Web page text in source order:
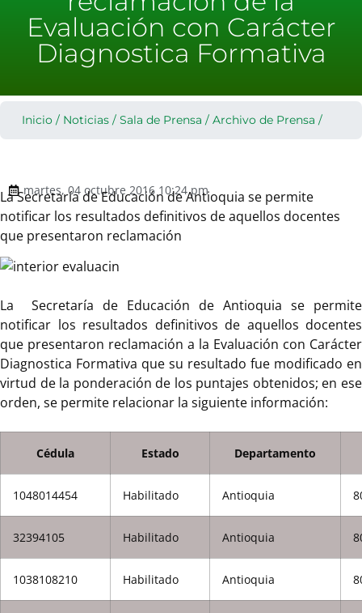
Evaluación con Carácter
Diagnostica Formativa
Inicio / Noticias / Sala de Prensa / Archivo de Prensa /
martes, 04 octubre 2016 10:24 pm
La Secretaría de Educación de Antioquia se permite
notificar los resultados definitivos de aquellos docentes
que presentaron reclamación
La Secretaría de Educación de Antioquia se permite
notificar los resultados definitivos de aquellos docentes
que presentaron reclamación a la Evaluación con Carácter
Diagnostica Formativa que su resultado fue modificado en
virtud de la ponderación de los puntajes obtenidos; en ese
orden, se permite relacionar la siguiente información:
Cédula Estado Departamento
1048014454 Habilitado Antioquia
32394105 Habilitado Antioquia
1038108210 Habilitado Antioquia